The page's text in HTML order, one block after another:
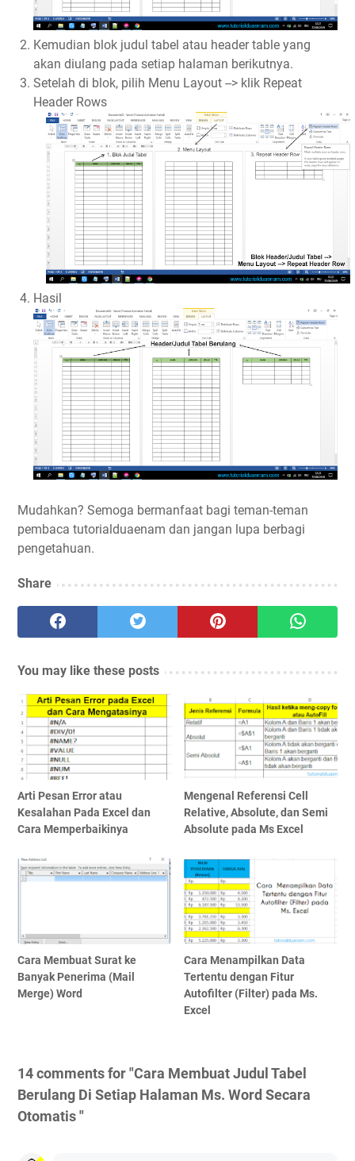
Kemudian blok judul tabel atau header table yang
akan diulang pada setiap halaman berikutnya.
Setelah di blok, pilih Menu Layout --> klik Repeat
Header Rows
Hasil
Mudahkan? Semoga bermanfaat bagi teman-teman
pembaca tutorialduaenam dan jangan lupa berbagi
pengetahuan.
Share
You may like these posts
Arti Pesan Error atau
Kesalahan Pada Excel dan
Cara Memperbaikinya
Mengenal Referensi Cell
Relative, Absolute, dan Semi
Absolute pada Ms Excel
Cara Membuat Surat ke
Banyak Penerima (Mail
Merge) Word
Cara Menampilkan Data
Tertentu dengan Fitur
Autofilter (Filter) pada Ms.
Excel
14 comments for "Cara Membuat Judul Tabel
Berulang Di Setiap Halaman Ms. Word Secara
Otomatis "